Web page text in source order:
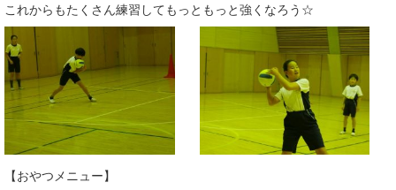
これからもたくさん練習してもっともっと強くなろう☆
【おやつメニュー】